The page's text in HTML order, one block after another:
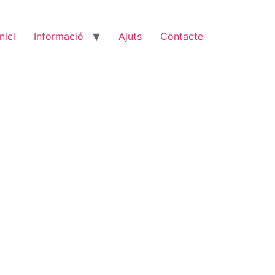
Informació Ajuts Contacte